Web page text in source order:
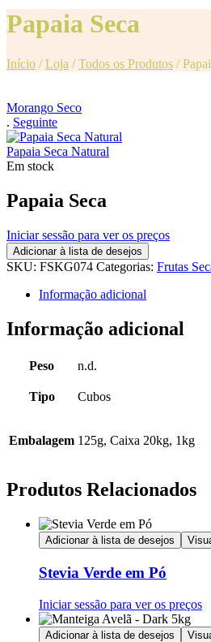
Papaia Seca
Início /Loja /Todos os Produtos /
Morango Seco
. Seguinte
Papaia Seca Natural
Em stock
Papaia Seca
Iniciar sessão para ver os preços
Adicionar à lista de desejos
SKU: FSKG074 Categorias: Frutas
Informação adicional
Informação adicional
Peso n.d.
Tipo Cubos
Embalagem 125g, Caixa 20kg, 1kg
Produtos Relacionados
Adicionar à lista de desejos
Stevia Verde em Pó
Iniciar sessão para ver os preços
Adicionar à lista de desejos